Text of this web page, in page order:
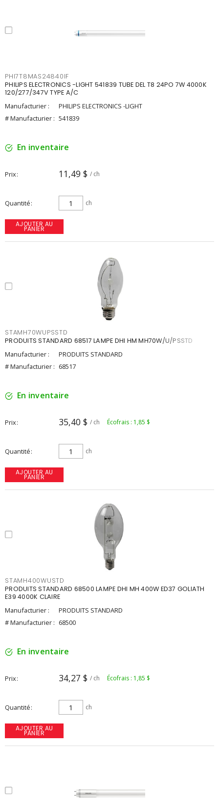
PHI7T8MAS24840IF
PHILIPS ELECTRONICS -LIGHT 541839 TUBE DEL T8 24PO 7W 4000K
120/277/347V TYPE A/C
Manufacturier :
PHILIPS ELECTRONICS -LIGHT
# Manufacturier : 541839
En inventaire
Prix 11,49 $ / ch
Quantité ch
AJOUTER AU
PANIER
STAMH70WUPSSTD
PRODUITS STANDARD 68517 LAMPE DHI HM MH70W/U/PSSTD
Manufacturier :
PRODUITS STANDARD
# Manufacturier : 68517
En inventaire
Prix 35,40 $ / ch Écofrais : 1,85 $
Quantité ch
AJOUTER AU
PANIER
STAMH400WUSTD
PRODUITS STANDARD 68500 LAMPE DHI MH 400W ED37 GOLIATH
E39 4000K CLAIRE
Manufacturier :
PRODUITS STANDARD
# Manufacturier : 68500
En inventaire
Prix 34,27 $ / ch Écofrais : 1,85 $
Quantité ch
AJOUTER AU
PANIER